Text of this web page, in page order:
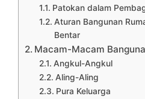
Patokan dalam
Aturan Bangunan
Bentar
Macam-Macam
Angkul-Angkul
Aling-Aling
Pura Keluarga